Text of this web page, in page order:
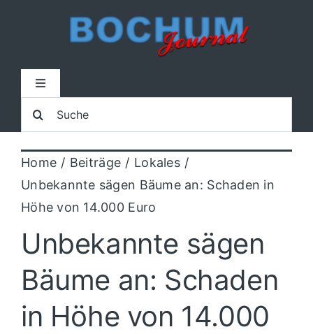
Toggle
Home
Lokal
Blaulicht
Sport
Kultur
Suche
nach:
Home Beiträge
Lokales
Unbekannte sägen Bäume an: Schaden in
Höhe von 14.000 Euro
Unbekannte sägen
Bäume an: Schaden
in Höhe von 14.000